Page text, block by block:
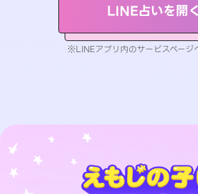
LINE占いを開く
※LINEアプリ内のサービスページ